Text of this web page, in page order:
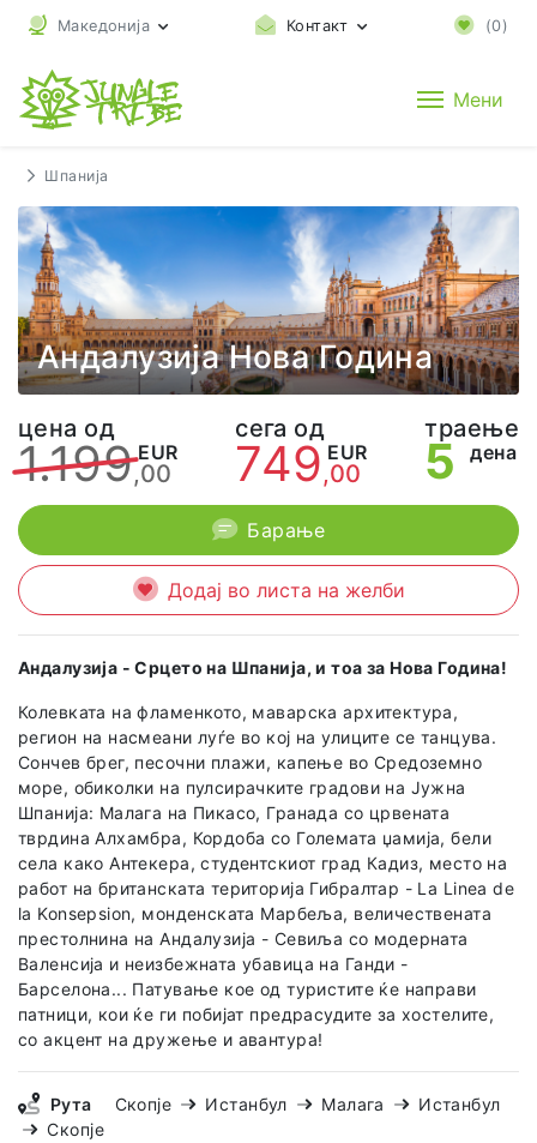
Македонија Контакт (0)
Мени
Шпанија
Андалузија Нова Година
цена од
1.199 EUR
,00
сега од
749 EUR
,00
траење
5 дена
Барање
Додај во листа на желби
Андалузија - Срцето на Шпанија, и тоа за Нова Година!
Колевката на фламенкото, маварска архитектура,
регион на насмеани луѓе во кој на улиците се танцува.
Сончев брег, песочни плажи, капење во Средоземно
море, обиколки на пулсирачките градови на Јужна
Шпанија: Малага на Пикасо, Гранада со црвената
тврдина Алхамбра, Кордоба со Големата џамија, бели
села како Антекера, студентскиот град Кадиз, место на
работ на британската територија Гибралтар - La Linea de
la Konsepsion, монденската Марбеља, величествената
престолнина на Андалузија - Севиља со модерната
Валенсија и неизбежната убавица на Ганди -
Барселона... Патување кое од туристите ќе направи
патници, кои ќе ги побијат предрасудите за хостелите,
со акцент на дружење и авантура!
Рута Скопје Истанбул Малага
Истанбул
Скопје